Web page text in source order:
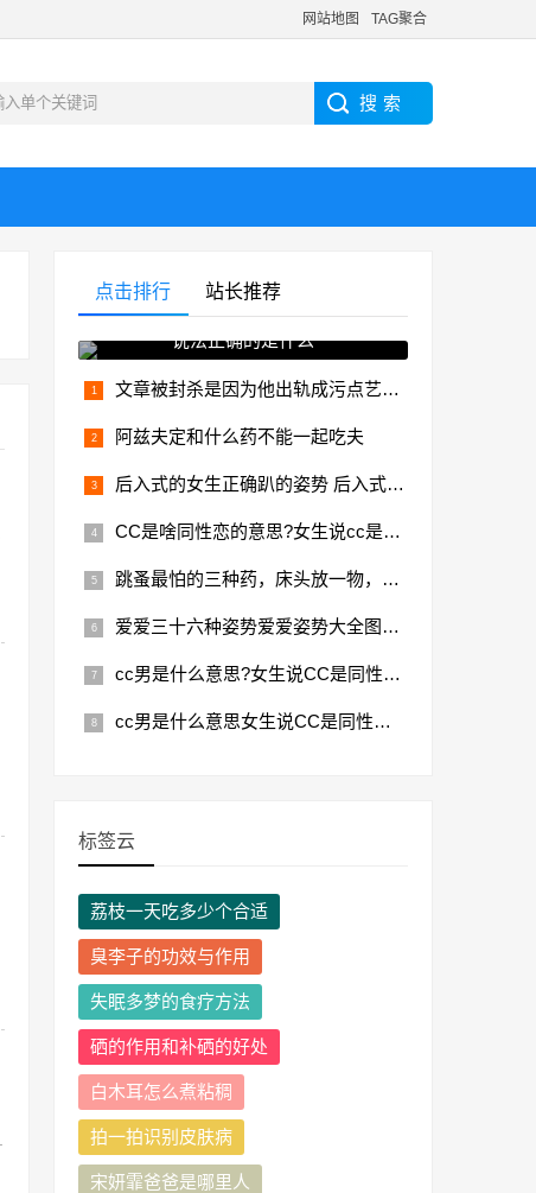
网站地图 TAG聚合
点击排行
站长推荐
使用中医药防治糖尿病并发症
说法正确的是什么
文章被封杀是因为他出轨成污点艺人，文章现状落魄
阿兹夫定和什么药不能一起吃夫
后入式的女生正确趴的姿势 后入式女孩的标准姿势
CC是啥同性恋的意思?女生说cc是什么意思
跳蚤最怕的三种药，床头放一物，让你少生病！
爱爱三十六种姿势爱爱姿势大全图解图、真人图解
cc男是什么意思?女生说CC是同性恋的意思吗
cc男是什么意思女生说CC是同性恋的意思吗
标签云
荔枝一天吃多少个合适
臭李子的功效与作用
失眠多梦的食疗方法
硒的作用和补硒的好处
白木耳怎么煮粘稠
拍一拍识别皮肤病
宋妍霏爸爸是哪里人